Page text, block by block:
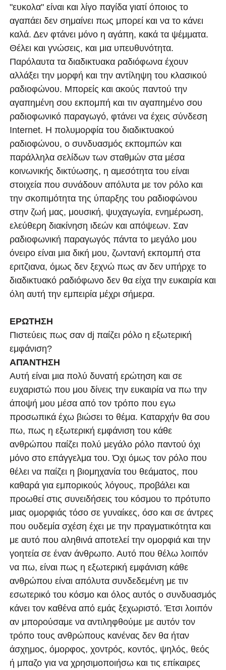
"ευκολα" είναι και λίγο παγίδα γιατί όποιος το
αγαπάει δεν σημαίνει πως μπορεί και να το κάνει
καλά. Δεν φτάνει μόνο η αγάπη, κακά τα ψέμματα.
Θέλει και γνώσεις, και μια υπευθυνότητα.
Παρόλαυτα τα διαδικτυακα ραδιόφωνα έχουν
αλλάξει την μορφή και την αντίληψη του κλασικού
ραδιοφώνου. Μπορείς και ακούς παντού την
αγαπημένη σου εκπομπή και τιν αγαπημένο σου
ραδιοφωνικό παραγωγό, φτάνει να έχεις σύνδεση
Internet. Η πολυμορφία του διαδικτυακού
ραδιοφώνου, ο συνδυασμός εκπομπών και
παράλληλα σελίδων των σταθμών στα μέσα
κοινωνικής δικτύωσης, η αμεσότητα του είναι
στοιχεία που συνάδουν απόλυτα με τον ρόλο και
την σκοπιμότητα της ύπαρξης του ραδιοφώνου
στην ζωή μας, μουσική, ψυχαγωγία, ενημέρωση,
ελεύθερη διακίνηση ιδεών και απόψεων. Σαν
ραδιοφωνική παραγωγός πάντα το μεγάλο μου
όνειρο είναι μια δική μου, ζωντανή εκπομπή στα
εριτζιανα, όμως δεν ξεχνώ πως αν δεν υπήρχε το
διαδικτυακό ραδιόφωνο δεν θα είχα την ευκαιρία και
όλη αυτή την εμπειρία μέχρι σήμερα.
ΕΡΩΤΗΣΗ
Πιστεύεις πως σαν dj παίζει ρόλο η εξωτερική
εμφάνιση?
ΑΠΆΝΤΗΣΗ
Αυτή είναι μια πολύ δυνατή ερώτηση και σε
ευχαριστώ που μου δίνεις την ευκαιρία να πω την
άποψή μου μέσα από τον τρόπο που εγω
προσωπικά έχω βιώσει το θέμα. Καταρχήν θα σου
πω, πως η εξωτερική εμφάνιση του κάθε
ανθρώπου παίζει πολύ μεγάλο ρόλο παντού όχι
μόνο στο επάγγελμα του. Όχι όμως τον ρόλο που
θέλει να παίζει η βιομηχανία του θεάματος, που
καθαρά για εμπορικούς λόγους, προβάλει και
προωθεί στις συνειδήσεις του κόσμου το πρότυπο
μιας ομορφιάς τόσο σε γυναίκες, όσο και σε άντρες
που ουδεμία σχέση έχει με την πραγματικότητα και
με αυτό που αληθινά αποτελεί την ομορφιά και την
γοητεία σε έναν άνθρωπο. Αυτό που θέλω λοιπόν
να πω, είναι πως η εξωτερική εμφάνιση κάθε
ανθρώπου είναι απόλυτα συνδεδεμένη με τιν
εσωτερικό του κόσμο και όλος αυτός ο συνδυασμός
κάνει τον καθένα από εμάς ξεχωριστό. Έτσι λοιπόν
αν μπορούσαμε να αντιληφθούμε με αυτόν τον
τρόπο τους ανθρώπους κανένας δεν θα ήταν
άσχημος, όμορφος, χοντρός, κοντός, ψηλός, θεός
ή μπαζο για να χρησιμοποιήσω και τις επίκαιρες